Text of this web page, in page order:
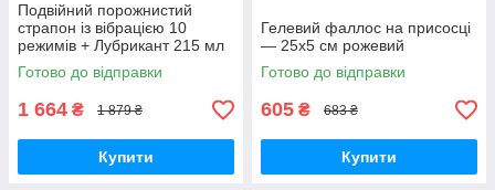
Подвійний порожнистий
страпон із вібрацією 10
режимів + Лубрикант 215 мл
+ Спрей для очищення секс-
іграшок Чорний
Готово до відправки
1 664 ₴ 1 879 ₴
Купити
Гелевий фаллос на присосці
— 25х5 см рожевий
Готово до відправки
605 ₴ 683 ₴
Купити